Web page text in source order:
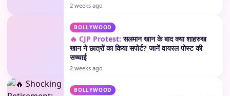
2 weeks ago
BOLLYWOOD
🔥 CJP Protest: सलमान खान के बाद क्या शाहरुख
खान ने छात्रों का किया सपोर्ट? जानें वायरल पोस्ट की
सच्चाई
2 weeks ago
BOLLYWOOD